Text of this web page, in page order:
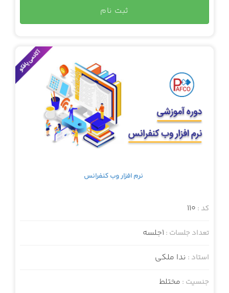
ثبت نام
نرم افزار وب کنفرانس
کد : 110
تعداد جلسات : 1جلسه
استاد : ندا ملکی
جنسیت : مختلط